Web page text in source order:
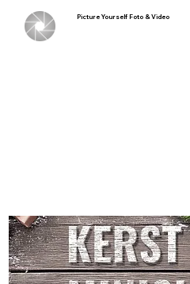
Picture Yourself Foto & Video